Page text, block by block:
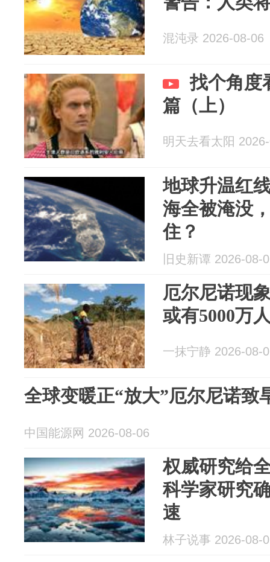
混沌录 2026-08-06
找个角度
篇（上）
明天去看太阳
地球升温红
海全被淹没
住？
旧史新谭 2026-08-
厄尔尼诺现
或有5000万
一抹宁静 2026-08-
全球变暖正“放大”厄尔尼诺致
中国能源网 2026-08-06
权威研究给
科学家研究
速
林子说事 2026-08-